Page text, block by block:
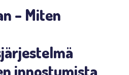
– Miten
innostumista